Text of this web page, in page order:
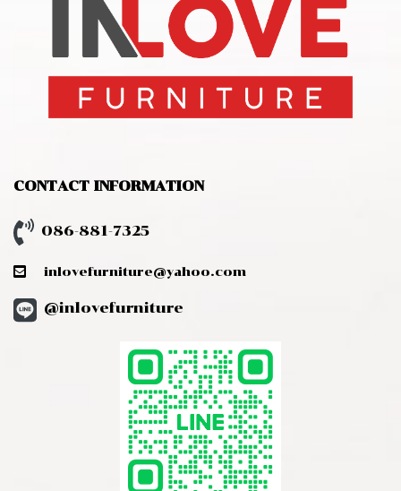
CONTACT INFORMATION
086-881-7325
inlovefurniture@yahoo.com
@inlovefurniture